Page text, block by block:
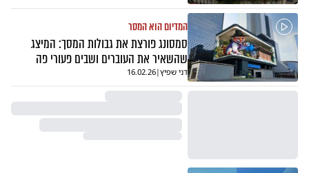
המדיום הוא המסר
סמסונג פורצת את גבולות המסך: המיצג
שהשאיר את העוברים ושבים פעורי פה
דני שפיץ|
16.02.26